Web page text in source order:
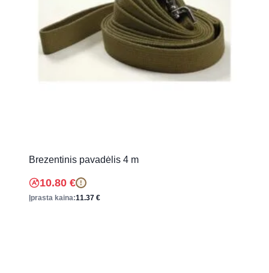
Brezentinis pavadėlis 4 m
10.80 € !
Įprasta kaina:11.37 €